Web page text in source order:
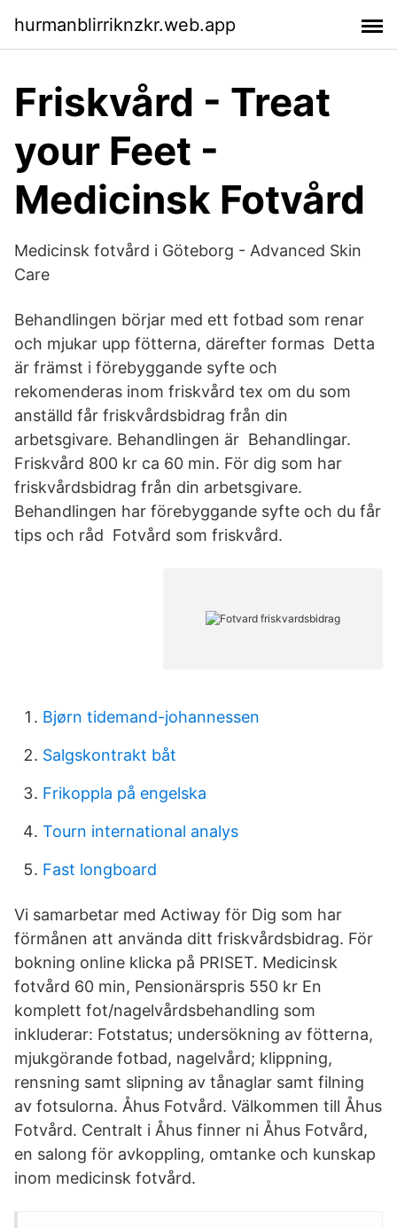
hurmanblirriknzkr.web.app
Friskvård - Treat
your Feet -
Medicinsk Fotvård
Medicinsk fotvård i Göteborg - Advanced Skin
Care
Behandlingen börjar med ett fotbad som renar
och mjukar upp fötterna, därefter formas Detta
är främst i förebyggande syfte och
rekomenderas inom friskvård tex om du som
anställd får friskvårdsbidrag från din
arbetsgivare. Behandlingen är Behandlingar.
Friskvård 800 kr ca 60 min. För dig som har
friskvårdsbidrag från din arbetsgivare.
Behandlingen har förebyggande syfte och du får
tips och råd Fotvård som friskvård.
Bjørn tidemand-johannessen
Salgskontrakt båt
Frikoppla på engelska
Tourn international analys
Fast longboard
Vi samarbetar med Actiway för Dig som har
förmånen att använda ditt friskvårdsbidrag. För
bokning online klicka på PRISET. Medicinsk
fotvård 60 min, Pensionärspris 550 kr En
komplett fot/nagelvårdsbehandling som
inkluderar: Fotstatus; undersökning av fötterna,
mjukgörande fotbad, nagelvård; klippning,
rensning samt slipning av tånaglar samt filning
av fotsulorna. Åhus Fotvård. Välkommen till Åhus
Fotvård. Centralt i Åhus finner ni Åhus Fotvård,
en salong för avkoppling, omtanke och kunskap
inom medicinsk fotvård.